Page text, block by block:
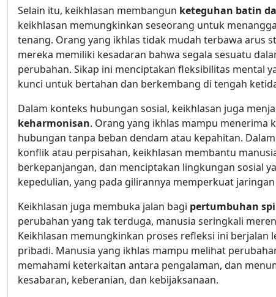
Selain itu, keikhlasan membangun keteguhan batin
keikhlasan memungkinkan seseorang untuk
tenang. Orang yang ikhlas tidak mudah terbawa arus
mereka memiliki kesadaran bahwa segala sesuatu
perubahan. Sikap ini menciptakan fleksibilitas mental
kunci untuk bertahan dan berkembang di tengah
Dalam konteks hubungan sosial, keikhlasan juga
keharmonisan. Orang yang ikhlas mampu menerima
hubungan tanpa beban dendam atau kepahitan.
konflik atau perpisahan, keikhlasan membantu
berkepanjangan, dan menciptakan lingkungan sosial
kepedulian, yang pada gilirannya memperkuat
Keikhlasan juga membuka jalan bagi pertumbuhan
perubahan yang tak terduga, manusia seringkali
Keikhlasan memungkinkan proses refleksi ini
pribadi. Manusia yang ikhlas mampu melihat
memahami keterkaitan antara pengalaman, dan
kesabaran, keberanian, dan kebijaksanaan.